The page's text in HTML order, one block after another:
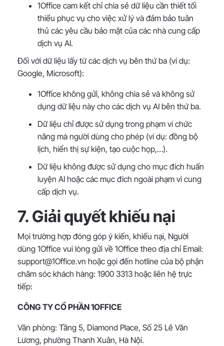
1Office cam kết chỉ chia sẻ dữ liệu cần thiết tối
thiểu phục vụ cho việc xử lý và đảm bảo tuân
thủ các yêu cầu bảo mật của các nhà cung cấp
dịch vụ AI.
Đối với dữ liệu lấy từ các dịch vụ bên thứ ba (ví dụ:
Google, Microsoft):
1Office không gửi, không chia sẻ và không sử
dụng dữ liệu này cho các dịch vụ AI bên thứ ba.
Dữ liệu chỉ được sử dụng trong phạm vi chức
năng mà người dùng cho phép (ví dụ: đồng bộ
lịch, hiển thị sự kiện, tạo cuộc họp,…).
Dữ liệu không được sử dụng cho mục đích huấn
luyện AI hoặc các mục đích ngoài phạm vi cung
cấp dịch vụ.
7. Giải quyết khiếu nại
Mọi trường hợp đóng góp ý kiến, khiếu nại, Người
dùng 1Office vui lòng gửi về 1Office theo địa chỉ Email:
support@1Office.vn hoặc gọi đến hotline của bộ phận
chăm sóc khách hàng: 1900 3313 hoặc liên hệ trực
tiếp:
CÔNG TY CỔ PHẦN 1OFFICE
Văn phòng: Tầng 5, Diamond Place, Số 25 Lê Văn
Lương, phường Thanh Xuân, Hà Nội.